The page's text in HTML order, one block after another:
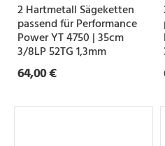
2 Hartmetall Sägeketten
passend für Performance
Power YT 4750 | 35cm
3/8LP 52TG 1,3mm
64,00 €